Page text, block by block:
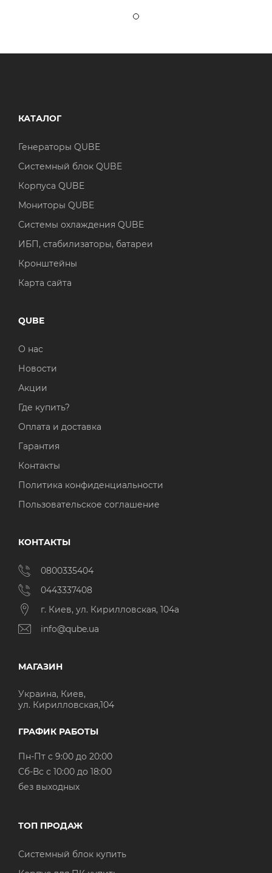
КАТАЛОГ
Генераторы QUBE
Системный блок QUBE
Корпуса QUBE
Мониторы QUBE
Системы охлаждения QUBE
ИБП, стабилизаторы, батареи
Кронштейны
Карта сайта
QUBE
О нас
Новости
Акции
Где купить?
Оплата и доставка
Гарантия
Контакты
Политика конфиденциальности
Пользовательское соглашение
КОНТАКТЫ
0800335404
0443337408
г. Киев, ул. Кирилловская, 104а
info@qube.ua
МАГАЗИН
Украина, Киев,
ул. Кирилловская,104
ГРАФИК РАБОТЫ
Пн-Пт с 9:00 до 20:00
Cб-Вс с 10:00 до 18:00
без выходных
ТОП ПРОДАЖ
Системный блок купить